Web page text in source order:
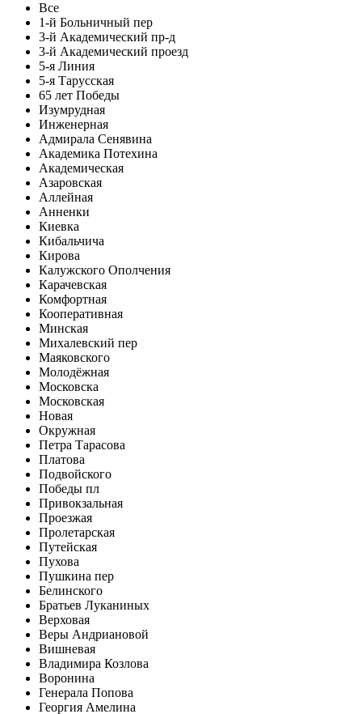
Все
1-й Больничный пер
3-й Академический пр-д
3-й Академический проезд
5-я Линия
5-я Тарусская
65 лет Победы
Изумрудная
Инженерная
Адмирала Сенявина
Академика Потехина
Академическая
Азаровская
Аллейная
Анненки
Киевка
Кибальчича
Кирова
Калужского Ополчения
Карачевская
Комфортная
Кооперативная
Минская
Михалевский пер
Маяковского
Молодёжная
Московска
Московская
Новая
Окружная
Петра Тарасова
Платова
Подвойского
Победы пл
Привокзальная
Проезжая
Пролетарская
Путейская
Пухова
Пушкина пер
Белинского
Братьев Луканиных
Верховая
Веры Андриановой
Вишневая
Владимира Козлова
Воронина
Генерала Попова
Георгия Амелина